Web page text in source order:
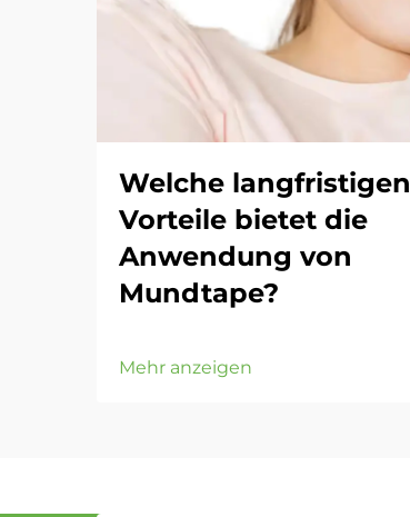
Welche langfristigen
Vorteile bietet die
Anwendung von
Mundtape?
Mehr anzeigen